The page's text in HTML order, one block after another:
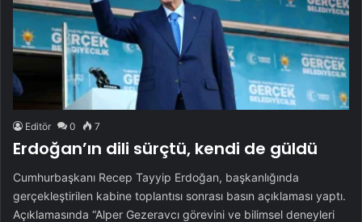
Editör 0 7
Erdoğan’ın dili sürçtü, kendi de güldü
Cumhurbaşkanı Recep Tayyip Erdoğan, başkanlığında
gerçekleştirilen kabine toplantısı sonrası basın açıklaması yaptı.
Açıklamasında “Alper Gezeravcı görevini ve bilimsel deneyleri